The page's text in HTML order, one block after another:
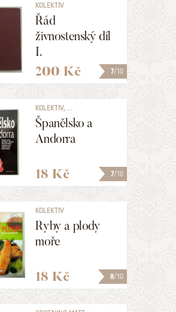
7/10
KOLEKTIV
Řád
živnostenský díl
I.
200 Kč
7/10
KOLEKTIV, ...
Španělsko a
Andorra
18 Kč
8/10
KOLEKTIV
Ryby a plody
moře
18 Kč